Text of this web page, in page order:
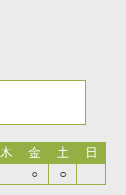
木 金 土
日
– ○ ○ –